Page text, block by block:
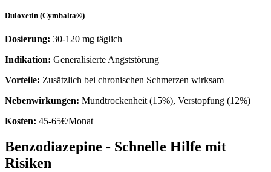
Duloxetin (Cymbalta®)
Dosierung: 30-120 mg täglich
Indikation: Generalisierte Angststörung
Vorteile: Zusätzlich bei chronischen Schmerzen wirksam
Nebenwirkungen: Mundtrockenheit (15%), Verstopfung (12%)
Kosten: 45-65€/Monat
Benzodiazepine - Schnelle Hilfe mit
Risiken